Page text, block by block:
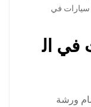
في
في ال
ورشة